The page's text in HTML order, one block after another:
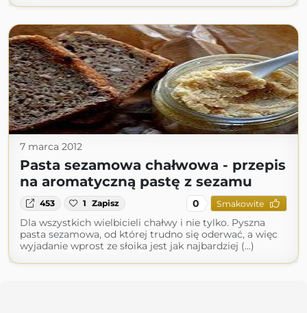
7 marca 2012
Pasta sezamowa chałwowa - przepis
na aromatyczną pastę z sezamu
453 1 Zapisz 0 Smakowite
Dla wszystkich wielbicieli chałwy i nie tylko. Pyszna
pasta sezamowa, od której trudno się oderwać, a więc
wyjadanie wprost ze słoika jest jak najbardziej (...)